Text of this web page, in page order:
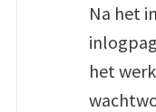
Na het
het